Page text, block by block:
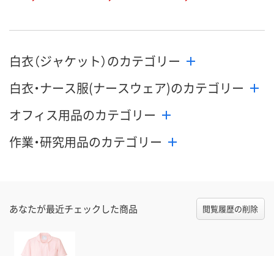
白衣（ジャケット）のカテゴリー
白衣・ナース服(ナースウェア)のカテゴリー
オフィス用品のカテゴリー
作業・研究用品のカテゴリー
あなたが最近チェックした商品 閲覧履歴の削除